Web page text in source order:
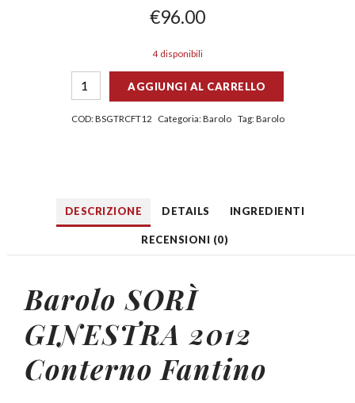
€96.00
4 disponibili
AGGIUNGI AL CARRELLO
COD: BSGTRCFT12 Categoria: Barolo Tag: Barolo
DESCRIZIONE DETAILS INGREDIENTI
RECENSIONI (0)
Barolo SORÌ
GINESTRA 2012
Conterno Fantino